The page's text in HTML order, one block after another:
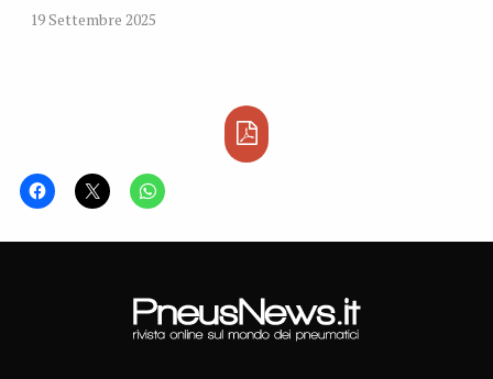
19 Settembre 2025